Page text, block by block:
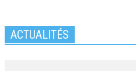
ACTUALITÉS